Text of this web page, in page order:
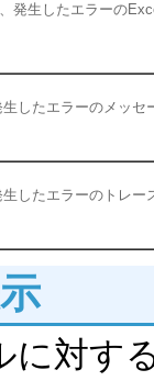
発生したエラーの
したエラーのメッセ
したエラーのトレー
に対す